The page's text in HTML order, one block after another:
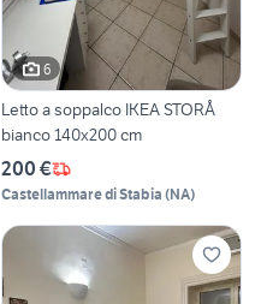
6
Letto a soppalco IKEA STORÅ
bianco 140x200 cm
200 €
Castellammare di Stabia (NA)